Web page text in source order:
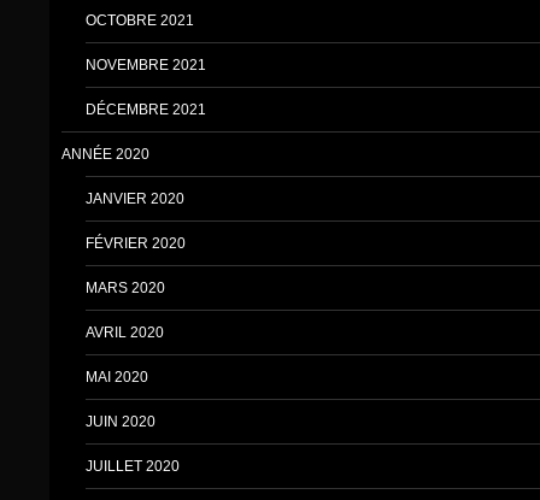
OCTOBRE 2021
NOVEMBRE 2021
DÉCEMBRE 2021
ANNÉE 2020
JANVIER 2020
FÉVRIER 2020
MARS 2020
AVRIL 2020
MAI 2020
JUIN 2020
JUILLET 2020